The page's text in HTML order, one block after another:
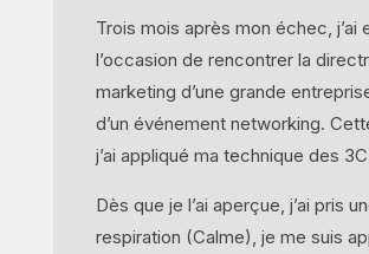
Trois mois après mon échec, j’ai
l’occasion de rencontrer la
marketing d’une grande
d’un événement networking.
j’ai appliqué ma technique des
Dès que je l’ai aperçue, j’ai pris
respiration (Calme), je me suis